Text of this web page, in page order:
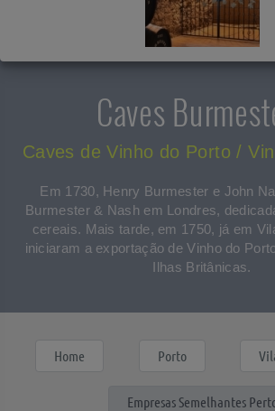
Caves
Caves de Vinho do Porto /
Em 1730, Henry Burmester e John
Burmester & Nash em Londres,
cereais. Mais tarde, em 1750, já em
iniciaram a exportação de Vinho do
Ilhas Britânicas.
Home Porto
Empresas Semelhantes